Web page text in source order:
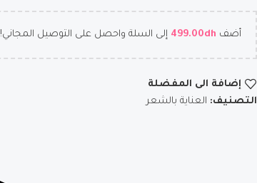
أضف 499.00dh إلى السلة واحصل على التوصيل المجاني!
إضافة الى المفضلة
التصنيف: العناية بالشعر